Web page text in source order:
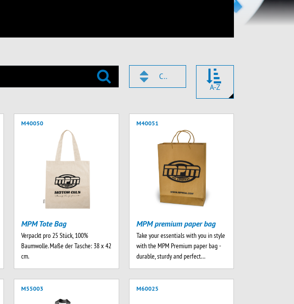
CODE
A-Z
M40050
MPM Tote Bag
Verpackt pro 25 Stück, 100%
Baumwolle. Maße der Tasche: 38 x 42
cm.
M40051
MPM premium paper bag
Take your essentials with you in style
with the MPM Premium paper bag -
durable, sturdy and perfect…
M55003 M60025